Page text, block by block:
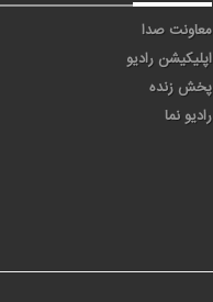
معاونت صدا
اپلیکیشن رادیو
پخش زنده
رادیو نما